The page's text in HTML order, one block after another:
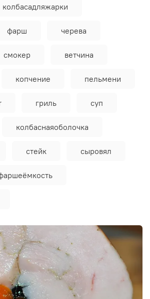
колбасадляжарки
фарш черева
смокер ветчина
копчение пельмени
гриль суп
колбаснаяоболочка
стейк сыровял